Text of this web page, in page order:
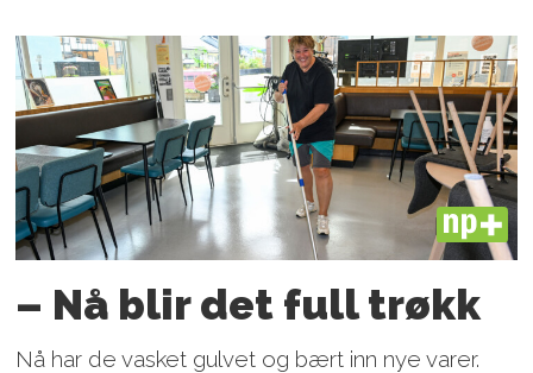
PLUS
– Nå blir det full trøkk
Nå har de vasket gulvet og bært inn nye varer.